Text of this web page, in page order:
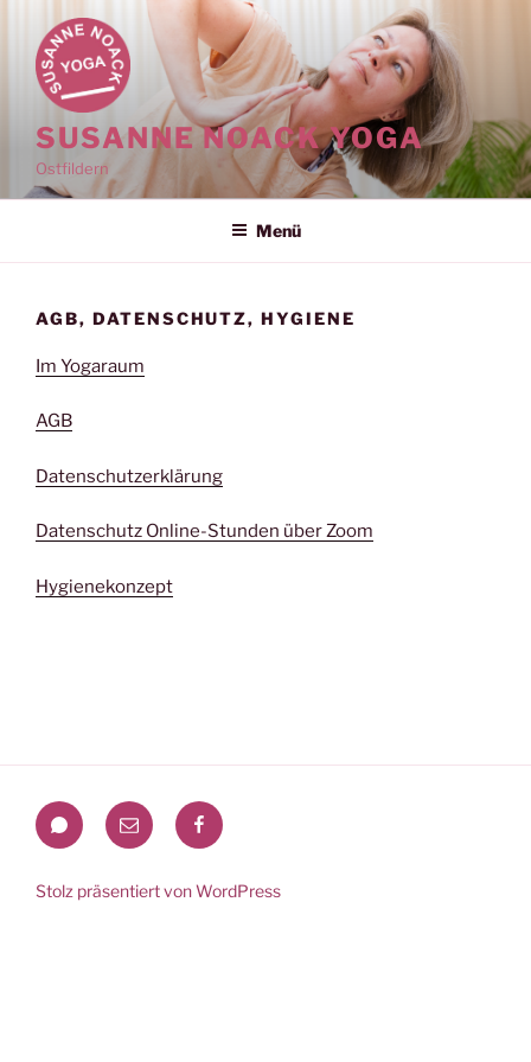
Inhalt
springen
SUSANNE NOACK YOGA
Ostfildern
Menü
AGB, DATENSCHUTZ, HYGIENE
Im Yogaraum
AGB
Datenschutzerklärung
Datenschutz Online-Stunden über Zoom
Hygienekonzept
WhatsApp
Mail Facebook
Stolz präsentiert von WordPress